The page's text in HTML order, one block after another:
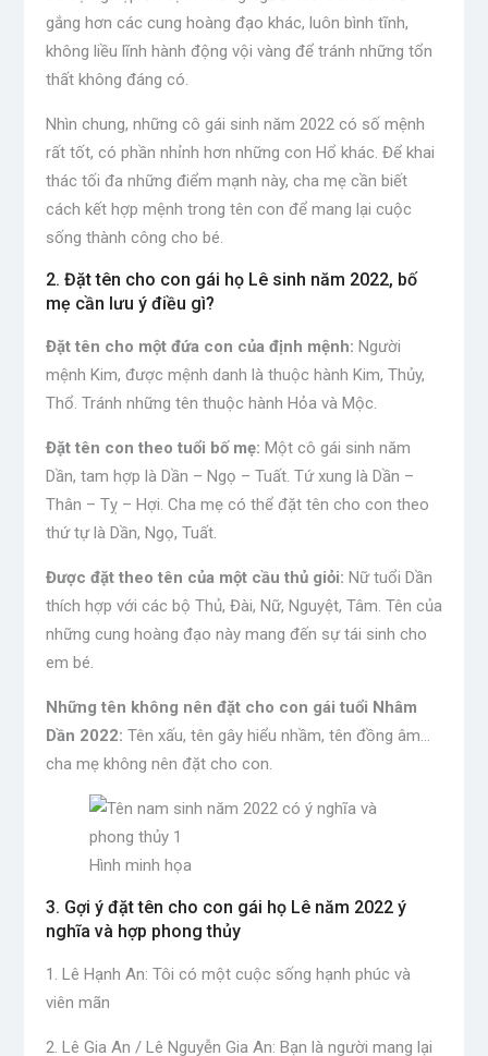
gắng hơn các cung hoàng đạo khác, luôn bình tĩnh,
không liều lĩnh hành động vội vàng để tránh những tổn
thất không đáng có.
Nhìn chung, những cô gái sinh năm 2022 có số mệnh
rất tốt, có phần nhỉnh hơn những con Hổ khác. Để khai
thác tối đa những điểm mạnh này, cha mẹ cần biết
cách kết hợp mệnh trong tên con để mang lại cuộc
sống thành công cho bé.
2. Đặt tên cho con gái họ Lê sinh năm 2022, bố
mẹ cần lưu ý điều gì?
Đặt tên cho một đứa con của định mệnh: Người
mệnh Kim, được mệnh danh là thuộc hành Kim, Thủy,
Thổ. Tránh những tên thuộc hành Hỏa và Mộc.
Đặt tên con theo tuổi bố mẹ: Một cô gái sinh năm
Dần, tam hợp là Dần – Ngọ – Tuất. Tứ xung là Dần –
Thân – Tỵ – Hợi. Cha mẹ có thể đặt tên cho con theo
thứ tự là Dần, Ngọ, Tuất.
Được đặt theo tên của một cầu thủ giỏi: Nữ tuổi Dần
thích hợp với các bộ Thủ, Đài, Nữ, Nguyệt, Tâm. Tên của
những cung hoàng đạo này mang đến sự tái sinh cho
em bé.
Những tên không nên đặt cho con gái tuổi Nhâm
Dần 2022: Tên xấu, tên gây hiểu nhầm, tên đồng âm…
cha mẹ không nên đặt cho con.
Hình minh họa
3. Gợi ý đặt tên cho con gái họ Lê năm 2022 ý
nghĩa và hợp phong thủy
1. Lê Hạnh An: Tôi có một cuộc sống hạnh phúc và
viên mãn
2. Lê Gia An / Lê Nguyễn Gia An: Bạn là người mang lại